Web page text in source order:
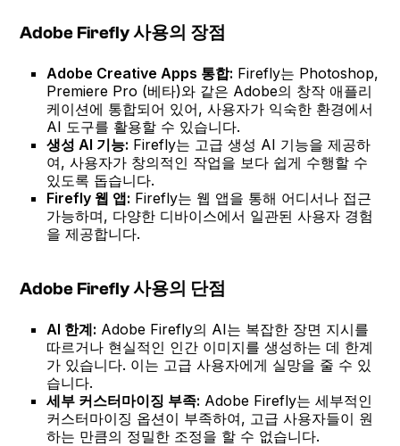
Adobe Firefly 사용의 장점
Adobe Creative Apps 통합: Firefly는 Photoshop,
Premiere Pro (베타)와 같은 Adobe의 창작 애플리
케이션에 통합되어 있어, 사용자가 익숙한 환경에서
AI 도구를 활용할 수 있습니다.
생성 AI 기능: Firefly는 고급 생성 AI 기능을 제공하
여, 사용자가 창의적인 작업을 보다 쉽게 수행할 수
있도록 돕습니다.
Firefly 웹 앱: Firefly는 웹 앱을 통해 어디서나 접근
가능하며, 다양한 디바이스에서 일관된 사용자 경험
을 제공합니다.
Adobe Firefly 사용의 단점
AI 한계: Adobe Firefly의 AI는 복잡한 장면 지시를
따르거나 현실적인 인간 이미지를 생성하는 데 한계
가 있습니다. 이는 고급 사용자에게 실망을 줄 수 있
습니다.
세부 커스터마이징 부족: Adobe Firefly는 세부적인
커스터마이징 옵션이 부족하여, 고급 사용자들이 원
하는 만큼의 정밀한 조정을 할 수 없습니다.